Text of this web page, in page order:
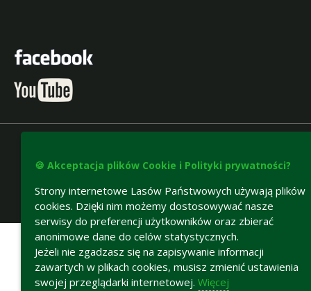
Deklaracja dostępności
🍪 Akceptacja plików Cookie i Polityki prywatności?
Strony internetowe Lasów Państwowych używają plików
cookies. Dzięki nim możemy dostosowywać nasze
serwisy do preferencji użytkowników oraz zbierać
anonimowe dane do celów statystycznych.
Jeżeli nie zgadzasz się na zapisywanie informacji
zawartych w plikach cookies, musisz zmienić ustawienia
swojej przeglądarki internetowej. Więcej